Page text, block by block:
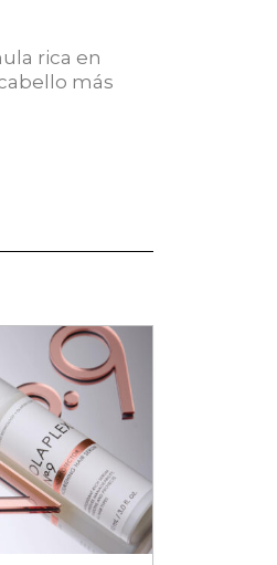
rica en
más